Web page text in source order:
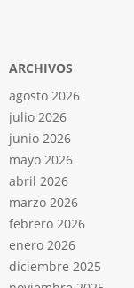
ARCHIVOS
agosto 2026
julio 2026
junio 2026
mayo 2026
abril 2026
marzo 2026
febrero 2026
enero 2026
diciembre 2025